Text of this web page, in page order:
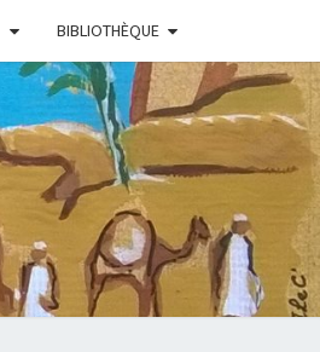
BIBLIOTHÈQUE